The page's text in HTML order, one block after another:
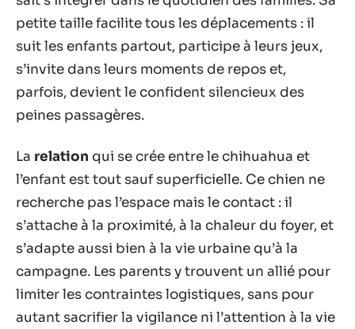
petite taille facilite tous les déplacements : il
suit les enfants partout, participe à leurs jeux,
s’invite dans leurs moments de repos et,
parfois, devient le confident silencieux des
peines passagères.
La relation qui se crée entre le chihuahua et
l’enfant est tout sauf superficielle. Ce chien ne
recherche pas l’espace mais le contact : il
s’attache à la proximité, à la chaleur du foyer, et
s’adapte aussi bien à la vie urbaine qu’à la
campagne. Les parents y trouvent un allié pour
limiter les contraintes logistiques, sans pour
autant sacrifier la vigilance ni l’attention à la vie